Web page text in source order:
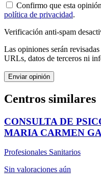
Confirmo que esta
política de privacidad.
Verificación anti-spam
Las opiniones serán
URLs, datos de terceros ni
Enviar opinión
Centros similares
CONSULTA DE
MARIA CARMEN
Profesionales Sanitarios
Sin valoraciones aún